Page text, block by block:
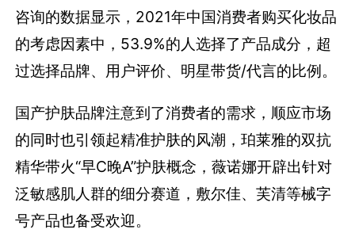
咨询的数据显示，2021年中国消费者购买化妆品
的考虑因素中，53.9%的人选择了产品成分，超
过选择品牌、用户评价、明星带货/代言的比例。
国产护肤品牌注意到了消费者的需求，顺应市场
的同时也引领起精准护肤的风潮，珀莱雅的双抗
精华带火“早C晚A”护肤概念，薇诺娜开辟出针对
泛敏感肌人群的细分赛道，敷尔佳、芙清等械字
号产品也备受欢迎。